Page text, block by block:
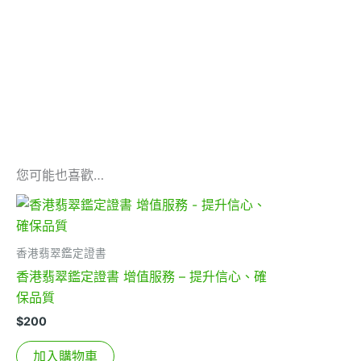
您可能也喜歡…
香港翡翠鑑定證書
香港翡翠鑑定證書 增值服務 – 提升信心、確
保品質
$200
加入購物車